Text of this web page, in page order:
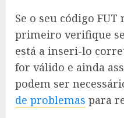
Se o seu código
primeiro verifique
está a inseri-lo
for válido e ainda
podem ser
de problemas para